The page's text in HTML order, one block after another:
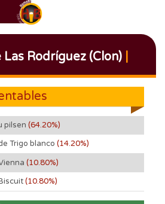
Las Rodríguez (Clon)|
pilsen (64.20%)
Trigo blanco (14.20%)
(10.80%)
(10.80%)